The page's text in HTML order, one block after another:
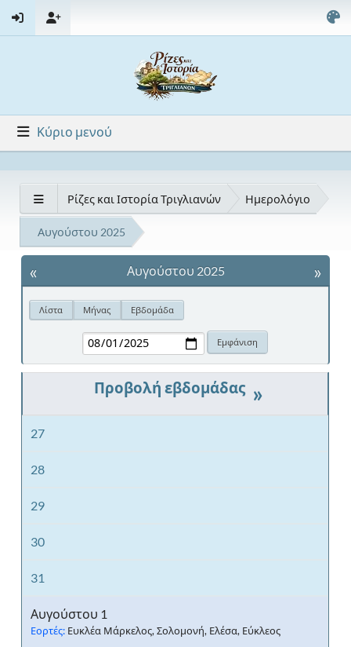
Κύριο μενού
Ρίζες και Ιστορία Τριγλιανών Ημερολόγιο
Αυγούστου 2025
« »
Αυγούστου 2025
Λίστα Μήνας Εβδομάδα
»
27
28
29
30
31
Αυγούστου 1
Εορτές: Ευκλέα Μάρκελος, Σολομονή, Ελέσα, Εύκλεος